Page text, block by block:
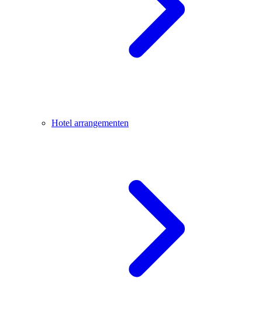
Hotel arrangementen